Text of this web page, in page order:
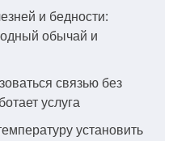
и бедности:
обычай и
связью без
услуга
установить